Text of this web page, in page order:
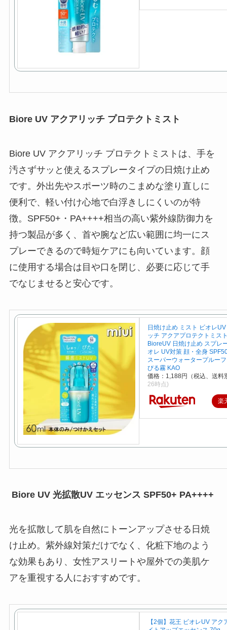
Biore UV アクアリッチ プロテクトミスト
Biore UV アクアリッチ プロテクトミストは、手を
汚さずサッと使えるスプレータイプの日焼け止め
です。外出先やスポーツ時のこまめな塗り直しに
便利で、軽い付け心地で白浮きしにくいのが特
徴。SPF50+・PA++++相当の高い紫外線防御力を
持つ製品が多く、首や腕など広い範囲に均一にス
プレーできるので時短ケアにも向いています。顔
に使用する場合は目や口を閉じ、必要に応じて手
でなじませると安心です。
日焼け止め ミスト ビオレ
ッチ アクアプロテクトミス
BioreUV 日焼け止め スプレ
オレ UV対策 顔・全身
スーパーウォータープルー
びる霧 KAO
価格：1,188円（税込、送料
26時点)
楽
Biore UV 光拡散UV エッセンス SPF50+ PA++++
光を拡散して肌を自然にトーンアップさせる日焼
け止め。紫外線対策だけでなく、化粧下地のよう
な効果もあり、女性アスリートや屋外での美肌ケ
アを重視する人におすすめです。
【2個】花王 ビオレUV アク